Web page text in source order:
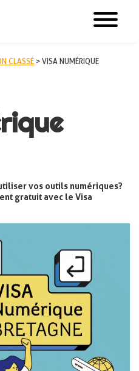
CLASSÉ > VISA NUMÉRIQUE
vos outils numériques ?
gratuit avec le Visa